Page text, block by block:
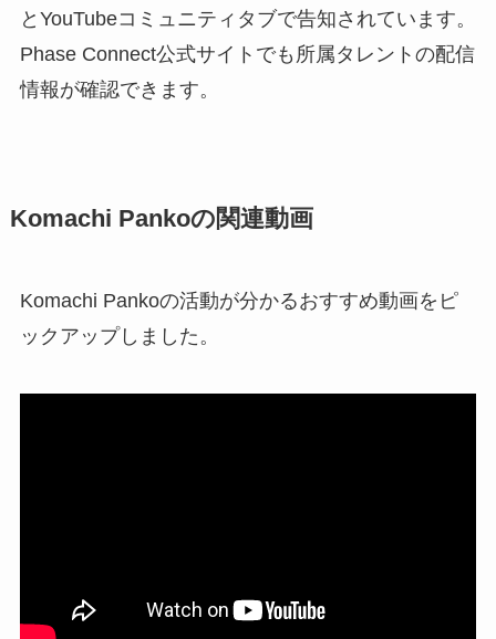
とYouTubeコミュニティタブで告知されています。
Phase Connect公式サイトでも所属タレントの配信
情報が確認できます。
Komachi Pankoの関連動画
Komachi Pankoの活動が分かるおすすめ動画をピ
ックアップしました。